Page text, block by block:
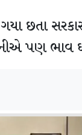
છતા
પણ ભાવ